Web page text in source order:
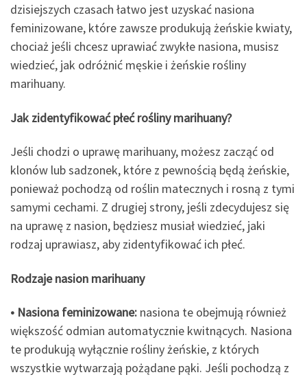
dzisiejszych czasach łatwo jest uzyskać nasiona
feminizowane, które zawsze produkują żeńskie kwiaty,
chociaż jeśli chcesz uprawiać zwykłe nasiona, musisz
wiedzieć, jak odróżnić męskie i żeńskie rośliny
marihuany.
Jak zidentyfikować płeć rośliny marihuany?
Jeśli chodzi o uprawę marihuany, możesz zacząć od
klonów lub sadzonek, które z pewnością będą żeńskie,
ponieważ pochodzą od roślin matecznych i rosną z tymi
samymi cechami. Z drugiej strony, jeśli zdecydujesz się
na uprawę z nasion, będziesz musiał wiedzieć, jaki
rodzaj uprawiasz, aby zidentyfikować ich płeć.
Rodzaje nasion marihuany
• Nasiona feminizowane: nasiona te obejmują również
większość odmian automatycznie kwitnących. Nasiona
te produkują wyłącznie rośliny żeńskie, z których
wszystkie wytwarzają pożądane pąki. Jeśli pochodzą z